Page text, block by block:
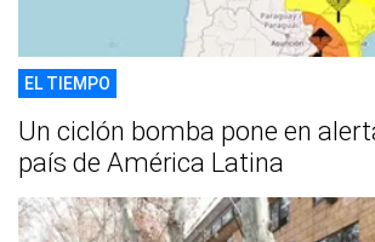
EL TIEMPO
Un ciclón bomba pone en
país de América Latina